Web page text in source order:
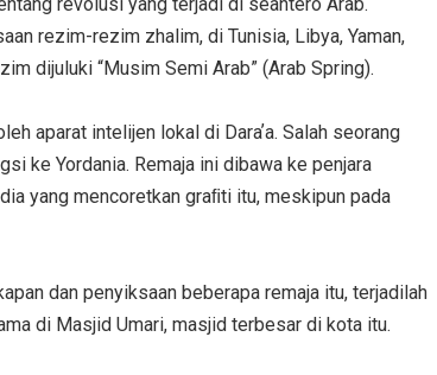
rezim-rezim zhalim, di Tunisia, Libya, Yaman,
dijuluki “Musim Semi Arab” (Arab Spring).
aparat intelijen lokal di Daraʼa. Salah seorang
ke Yordania. Remaja ini dibawa ke penjara
yang mencoretkan graﬁti itu, meskipun pada
dan penyiksaan beberapa remaja itu, terjadilah
di Masjid Umari, masjid terbesar di kota itu.